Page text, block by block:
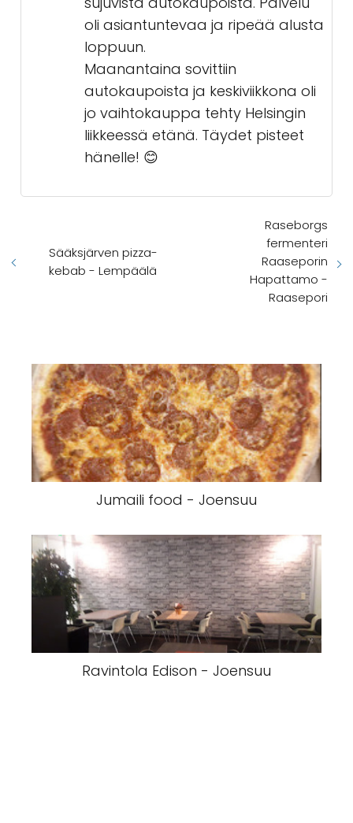
oli asiantuntevaa ja ripeää alusta
loppuun.
Maanantaina sovittiin
autokaupoista ja keskiviikkona oli
jo vaihtokauppa tehty Helsingin
liikkeessä etänä. Täydet pisteet
hänelle! 😊
Sääksjärven pizza-
kebab - Lempäälä
Raseborgs
fermenteri
Raaseporin
Hapattamo -
Raasepori
Jumaili food - Joensuu
Ravintola Edison - Joensuu